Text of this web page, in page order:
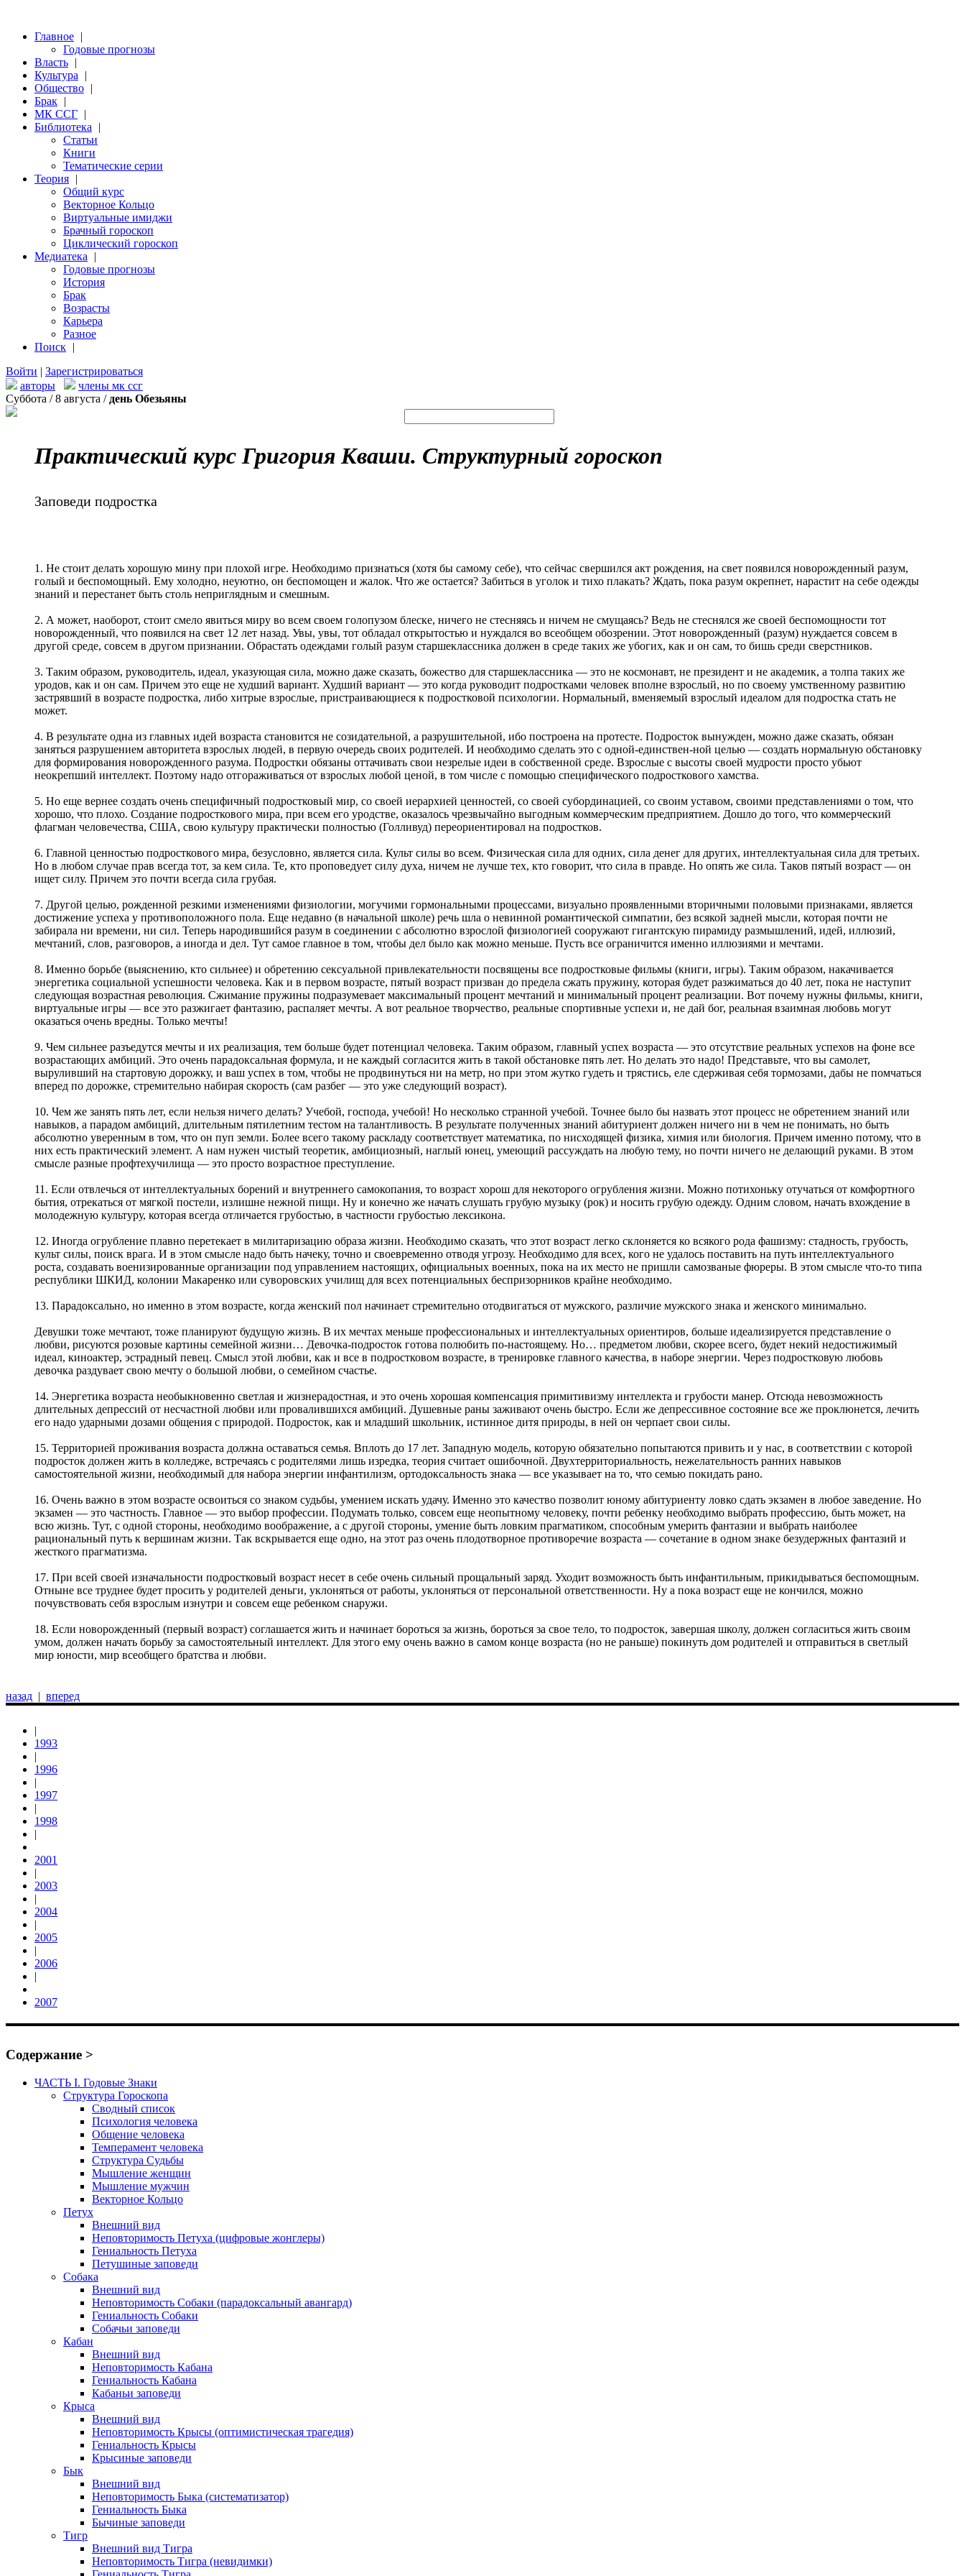
Главное |
Годовые прогнозы
Власть |
Культура
|
Общество |
Брак |
МК ССГ |
Библиотека
|
Статьи
Книги
Тематические серии
Теория |
Общий курс
Векторное Кольцо
Виртуальные имиджи
Брачный гороскоп
Циклический гороскоп
Медиатека
|
Годовые прогнозы
История
Брак
Возрасты
Карьера
Разное
Поиск |
Войти | Зарегистрироваться
авторы
члены мк ссг
Суббота / 8 августа / день Обезьяны
Практический курс Григория Кваши. Структурный гороскоп
Заповеди подростка
1. Не стоит делать хорошую мину при плохой игре. Необходимо признаться (хотя бы самому себе), что сейчас свершился акт рождения, на свет появился новорожденный разум,
голый и беспомощный. Ему холодно, неуютно, он беспомощен и жалок. Что же остается? Забиться в уголок и тихо плакать? Ждать, пока разум окрепнет, нарастит на себе одежды
знаний и перестанет быть столь неприглядным и смешным.
2. А может, наоборот, стоит смело явиться миру во всем своем голопузом блеске, ничего не стесняясь и ничем не смущаясь? Ведь не стеснялся же своей беспомощности тот
новорожденный, что появился на свет 12 лет назад. Увы, увы, тот обладал открытостью и нуждался во всеобщем обозрении. Этот новорожденный (разум) нуждается совсем в
другой среде, совсем в другом признании. Обрастать одеждами голый разум старшеклассника должен в среде таких же убогих, как и он сам, то бишь среди сверстников.
3. Таким образом, руководитель, идеал, указующая сила, можно даже сказать, божество для старшеклассника — это не космонавт, не президент и не академик, а толпа таких же
уродов, как и он сам. Причем это еще не худший вариант. Худший вариант — это когда руководит подростками человек вполне взрослый, но по своему умственному развитию
застрявший в возрасте подростка, либо хитрые взрослые, пристраивающиеся к подростковой психологии. Нормальный, вменяемый взрослый идеалом для подростка стать не
может.
4. В результате одна из главных идей возраста становится не созидательной, а разрушительной, ибо построена на протесте. Подросток вынужден, можно даже сказать, обязан
заняться разрушением авторитета взрослых людей, в первую очередь своих родителей. И необходимо сделать это с одной-единствен-ной целью — создать нормальную обстановку
для формирования новорожденного разума. Подростки обязаны оттачивать свои незрелые идеи в собственной среде. Взрослые с высоты своей мудрости просто убьют
неокрепший интеллект. Поэтому надо отгораживаться от взрослых любой ценой, в том числе с помощью специфического подросткового хамства.
5. Но еще вернее создать очень специфичный подростковый мир, со своей иерархией ценностей, со своей субординацией, со своим уставом, своими представлениями о том, что
хорошо, что плохо. Создание подросткового мира, при всем его уродстве, оказалось чрезвычайно выгодным коммерческим предприятием. Дошло до того, что коммерческий
флагман человечества, США, свою культуру практически полностью (Голливуд) переориентировал на подростков.
6. Главной ценностью подросткового мира, безусловно, является сила. Культ силы во всем. Физическая сила для одних, сила денег для других, интеллектуальная сила для третьих.
Но в любом случае прав всегда тот, за кем сила. Те, кто проповедует силу духа, ничем не лучше тех, кто говорит, что сила в правде. Но опять же сила. Таков пятый возраст — он
ищет силу. Причем это почти всегда сила грубая.
7. Другой целью, рожденной резкими изменениями физиологии, могучими гормональными процессами, визуально проявленными вторичными половыми признаками, является
достижение успеха у противоположного пола. Еще недавно (в начальной школе) речь шла о невинной романтической симпатии, без всякой задней мысли, которая почти не
забирала ни времени, ни сил. Теперь народившийся разум в соединении с абсолютно взрослой физиологией сооружают гигантскую пирамиду размышлений, идей, иллюзий,
мечтаний, слов, разговоров, а иногда и дел. Тут самое главное в том, чтобы дел было как можно меньше. Пусть все ограничится именно иллюзиями и мечтами.
8. Именно борьбе (выяснению, кто сильнее) и обретению сексуальной привлекательности посвящены все подростковые фильмы (книги, игры). Таким образом, накачивается
энергетика социальной успешности человека. Как и в первом возрасте, пятый возраст призван до предела сжать пружину, которая будет разжиматься до 40 лет, пока не наступит
следующая возрастная революция. Сжимание пружины подразумевает максимальный процент мечтаний и минимальный процент реализации. Вот почему нужны фильмы, книги,
виртуальные игры — все это разжигает фантазию, распаляет мечты. А вот реальное творчество, реальные спортивные успехи и, не дай бог, реальная взаимная любовь могут
оказаться очень вредны. Только мечты!
9. Чем сильнее разъедутся мечты и их реализация, тем больше будет потенциал человека. Таким образом, главный успех возраста — это отсутствие реальных успехов на фоне все
возрастающих амбиций. Это очень парадоксальная формула, и не каждый согласится жить в такой обстановке пять лет. Но делать это надо! Представьте, что вы самолет,
выруливший на стартовую дорожку, и ваш успех в том, чтобы не продвинуться ни на метр, но при этом жутко гудеть и трястись, еле сдерживая себя тормозами, дабы не помчаться
вперед по дорожке, стремительно набирая скорость (сам разбег — это уже следующий возраст).
10. Чем же занять пять лет, если нельзя ничего делать? Учебой, господа, учебой! Но несколько странной учебой. Точнее было бы назвать этот процесс не обретением знаний или
навыков, а парадом амбиций, длительным пятилетним тестом на талантливость. В результате полученных знаний абитуриент должен ничего ни в чем не понимать, но быть
абсолютно уверенным в том, что он пуп земли. Более всего такому раскладу соответствует математика, по нисходящей физика, химия или биология. Причем именно потому, что в
них есть практический элемент. А нам нужен чистый теоретик, амбициозный, наглый юнец, умеющий рассуждать на любую тему, но почти ничего не делающий руками. В этом
смысле разные профтехучилища — это просто возрастное преступление.
11. Если отвлечься от интеллектуальных борений и внутреннего самокопания, то возраст хорош для некоторого огрубления жизни. Можно потихоньку отучаться от комфортного
бытия, отрекаться от мягкой постели, излишне нежной пищи. Ну и конечно же начать слушать грубую музыку (рок) и носить грубую одежду. Одним словом, начать вхождение в
молодежную культуру, которая всегда отличается грубостью, в частности грубостью лексикона.
12. Иногда огрубление плавно перетекает в милитаризацию образа жизни. Необходимо сказать, что этот возраст легко склоняется ко всякого рода фашизму: стадность, грубость,
культ силы, поиск врага. И в этом смысле надо быть начеку, точно и своевременно отводя угрозу. Необходимо для всех, кого не удалось поставить на путь интеллектуального
роста, создавать военизированные организации под управлением настоящих, официальных военных, пока на их место не пришли самозваные фюреры. В этом смысле что-то типа
республики ШКИД, колонии Макаренко или суворовских училищ для всех потенциальных беспризорников крайне необходимо.
13. Парадоксально, но именно в этом возрасте, когда женский пол начинает стремительно отодвигаться от мужского, различие мужского знака и женского минимально.
Девушки тоже мечтают, тоже планируют будущую жизнь. В их мечтах меньше профессиональных и интеллектуальных ориентиров, больше идеализируется представление о
любви, рисуются розовые картины семейной жизни… Девочка-подросток готова полюбить по-настоящему. Но… предметом любви, скорее всего, будет некий недостижимый
идеал, киноактер, эстрадный певец. Смысл этой любви, как и все в подростковом возрасте, в тренировке главного качества, в наборе энергии. Через подростковую любовь
девочка раздувает свою мечту о большой любви, о семейном счастье.
14. Энергетика возраста необыкновенно светлая и жизнерадостная, и это очень хорошая компенсация примитивизму интеллекта и грубости манер. Отсюда невозможность
длительных депрессий от несчастной любви или провалившихся амбиций. Душевные раны заживают очень быстро. Если же депрессивное состояние все же проклюнется, лечить
его надо ударными дозами общения с природой. Подросток, как и младший школьник, истинное дитя природы, в ней он черпает свои силы.
15. Территорией проживания возраста должна оставаться семья. Вплоть до 17 лет. Западную модель, которую обязательно попытаются привить и у нас, в соответствии с которой
подросток должен жить в колледже, встречаясь с родителями лишь изредка, теория считает ошибочной. Двухтерриториальность, нежелательность ранних навыков
самостоятельной жизни, необходимый для набора энергии инфантилизм, ортодоксальность знака — все указывает на то, что семью покидать рано.
16. Очень важно в этом возрасте освоиться со знаком судьбы, умением искать удачу. Именно это качество позволит юному абитуриенту ловко сдать экзамен в любое заведение. Но
экзамен — это частность. Главное — это выбор профессии. Подумать только, совсем еще неопытному человеку, почти ребенку необходимо выбрать профессию, быть может, на
всю жизнь. Тут, с одной стороны, необходимо воображение, а с другой стороны, умение быть ловким прагматиком, способным умерить фантазии и выбрать наиболее
рациональный путь к вершинам жизни. Так вскрывается еще одно, на этот раз очень плодотворное противоречие возраста — сочетание в одном знаке безудержных фантазий и
жесткого прагматизма.
17. При всей своей изначальности подростковый возраст несет в себе очень сильный прощальный заряд. Уходит возможность быть инфантильным, прикидываться беспомощным.
Отныне все труднее будет просить у родителей деньги, уклоняться от работы, уклоняться от персональной ответственности. Ну а пока возраст еще не кончился, можно
почувствовать себя взрослым изнутри и совсем еще ребенком снаружи.
18. Если новорожденный (первый возраст) соглашается жить и начинает бороться за жизнь, бороться за свое тело, то подросток, завершая школу, должен согласиться жить своим
умом, должен начать борьбу за самостоятельный интеллект. Для этого ему очень важно в самом конце возраста (но не раньше) покинуть дом родителей и отправиться в светлый
мир юности, мир всеобщего братства и любви.
назад | вперед
|
1993
|
1996
|
1997
|
1998
|
2001
|
2003
|
2004
|
2005
|
2006
|
2007
Содержание >
ЧАСТЬ I. Годовые Знаки
Структура Гороскопа
Сводный список
Психология человека
Общение человека
Темперамент человека
Структура Судьбы
Мышление женщин
Мышление мужчин
Векторное Кольцо
Петух
Внешний вид
Неповторимость Петуха (цифровые жонглеры)
Гениальность Петуха
Петушиные заповеди
Собака
Внешний вид
Неповторимость Собаки (парадоксальный авангард)
Гениальность Собаки
Собачьи заповеди
Кабан
Внешний вид
Неповторимость Кабана
Гениальность Кабана
Кабаньи заповеди
Крыса
Внешний вид
Неповторимость Крысы (оптимистическая трагедия)
Гениальность Крысы
Крысиные заповеди
Бык
Внешний вид
Неповторимость Быка (систематизатор)
Гениальность Быка
Бычиные заповеди
Тигр
Внешний вид Тигра
Неповторимость Тигра (невидимки)